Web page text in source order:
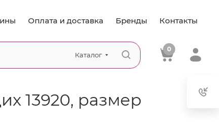
Оплата и доставка Бренды Контакты
Каталог
0
13920, размер